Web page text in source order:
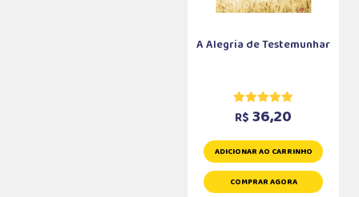
A Alegria de Testemunhar
R$ 36,20
ADICIONAR AO CARRINHO
COMPRAR AGORA